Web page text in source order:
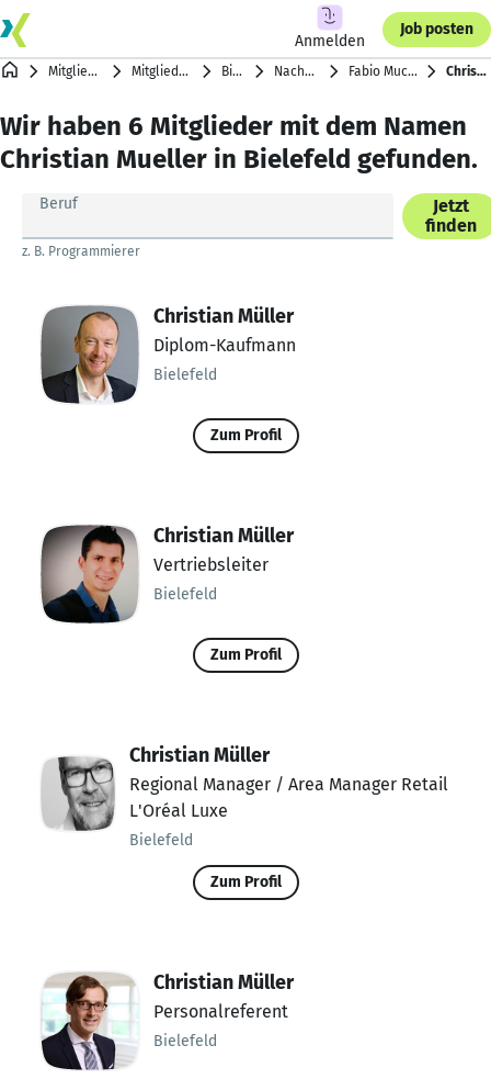
Anmelden
Job posten
Mitgliederverzeichnis Mitglieder nach Städten Bielefeld Nachnamen mit M Fabio Muci … Stefan Müller Christian Mueller
Wir haben 6 Mitglieder mit dem Namen
Christian Mueller in Bielefeld gefunden.
Beruf
z. B. Programmierer
Jetzt
finden
Christian Müller
Diplom-Kaufmann
Bielefeld
Zum Profil
Christian Müller
Vertriebsleiter
Bielefeld
Zum Profil
Christian Müller
Regional Manager / Area Manager Retail
L'Oréal Luxe
Bielefeld
Zum Profil
Christian Müller
Personalreferent
Bielefeld